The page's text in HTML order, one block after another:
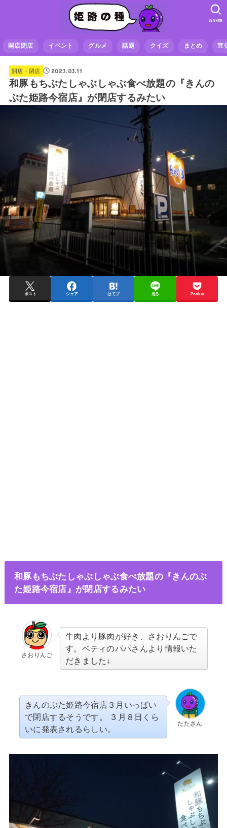
開店閉店 イベント グルメ 話題 クイズ まとめ 宣
SEARCH
開店・閉店 2023.03.11
和豚もちぶたしゃぶしゃぶ食べ放題の『きんの
ぶた姫路今宿店』が閉店するみたい
ポスト シェア はてブ 送る Pocket
和豚もちぶたしゃぶしゃぶ食べ放題の『きんのぶ
た姫路今宿店』が閉店するみたい
さおりんご
牛肉より豚肉が好き、さおりんごで
す。ベティのパパさんより情報いた
だきました↓
たたさん
きんのぶた姫路今宿店３月いっぱい
で閉店するそうです。 ３月８日くら
いに発表されるらしい。